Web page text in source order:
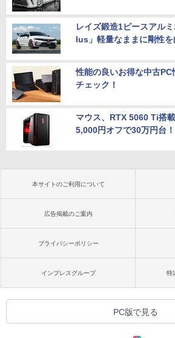
レイズ鍛造1ピースアル
lus」軽量なままに剛性を
性能の良いお得な中古
チェック！
マウス、RTX 5060 Ti搭
5,000円オフで30万円台！
本サイトのご利用について
広告掲載のご案内
プライバシーポリシー
インプレスグループ 特
PC版で見る